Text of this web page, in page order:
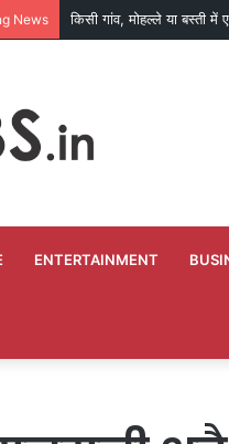
News किसी गांव, मोहल्ले या बस्ती
ENTERTAINMENT